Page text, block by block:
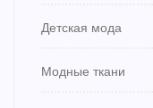
Детская мода
Модные ткани